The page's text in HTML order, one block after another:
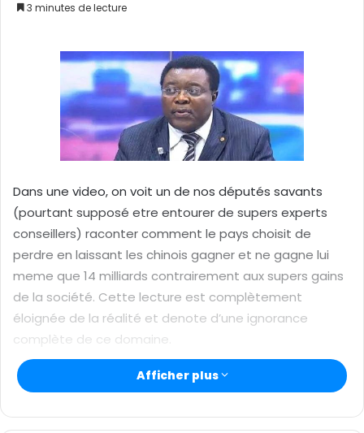
e
r
u
n
c
o
r
r
i
3 minutes de lecture
Dans une video, on voit un de nos députés savants
(pourtant supposé etre entourer de supers experts
conseillers) raconter comment le pays choisit de
perdre en laissant les chinois gagner et ne gagne lui
meme que 14 milliards contrairement aux supers gains
de la société. Cette lecture est complètement
éloignée de la réalité et denote d’une ignorance
complète de ce domaine.
在一条视频里面，我们看到那些所谓的充满智慧的议员代表
了亏损，光让中国人挣钱，而自己只挣了140亿西非法郎，全然
Afficher plus